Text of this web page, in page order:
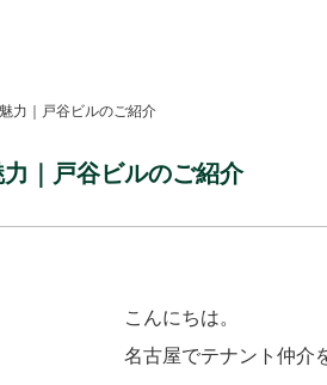
力｜戸谷ビルのご紹介
｜戸谷ビルのご紹介
こんにちは。
名古屋でテナント仲介